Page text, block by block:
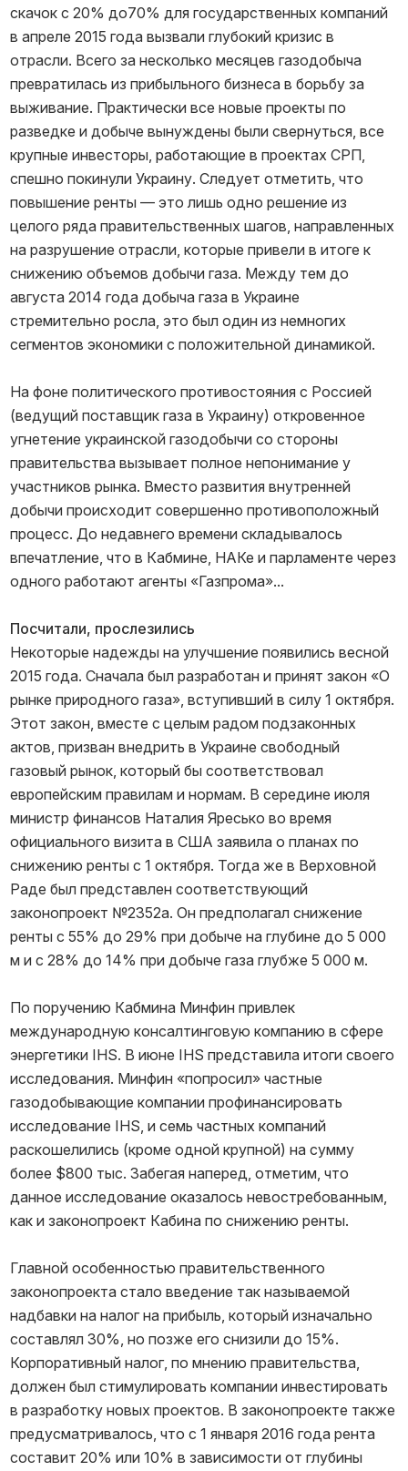
скачок с 20% до70% для государственных компаний
в апреле 2015 года вызвали глубокий кризис в
отрасли. Всего за несколько месяцев газодобыча
превратилась из прибыльного бизнеса в борьбу за
выживание. Практически все новые проекты по
разведке и добыче вынуждены были свернуться, все
крупные инвесторы, работающие в проектах СРП,
спешно покинули Украину. Следует отметить, что
повышение ренты — это лишь одно решение из
целого ряда правительственных шагов, направленных
на разрушение отрасли, которые привели в итоге к
снижению объемов добычи газа. Между тем до
августа 2014 года добыча газа в Украине
стремительно росла, это был один из немногих
сегментов экономики с положительной динамикой.
На фоне политического противостояния с Россией
(ведущий поставщик газа в Украину) откровенное
угнетение украинской газодобычи со стороны
правительства вызывает полное непонимание у
участников рынка. Вместо развития внутренней
добычи происходит совершенно противоположный
процесс. До недавнего времени складывалось
впечатление, что в Кабмине, НАКе и парламенте через
одного работают агенты «Газпрома»...
Посчитали, прослезились
Некоторые надежды на улучшение появились весной
2015 года. Сначала был разработан и принят закон «О
рынке природного газа», вступивший в силу 1 октября.
Этот закон, вместе с целым радом подзаконных
актов, призван внедрить в Украине свободный
газовый рынок, который бы соответствовал
европейским правилам и нормам. В середине июля
министр финансов Наталия Яресько во время
официального визита в США заявила о планах по
снижению ренты с 1 октября. Тогда же в Верховной
Раде был представлен соответствующий
законопроект №2352а. Он предполагал снижение
ренты с 55% до 29% при добыче на глубине до 5 000
м и с 28% до 14% при добыче газа глубже 5 000 м.
По поручению Кабмина Минфин привлек
международную консалтинговую компанию в сфере
энергетики IHS. В июне IHS представила итоги своего
исследования. Минфин «попросил» частные
газодобывающие компании профинансировать
исследование IHS, и семь частных компаний
раскошелились (кроме одной крупной) на сумму
более $800 тыс. Забегая наперед, отметим, что
данное исследование оказалось невостребованным,
как и законопроект Кабина по снижению ренты.
Главной особенностью правительственного
законопроекта стало введение так называемой
надбавки на налог на прибыль, который изначально
составлял 30%, но позже его снизили до 15%.
Корпоративный налог, по мнению правительства,
должен был стимулировать компании инвестировать
в разработку новых проектов. В законопроекте также
предусматривалось, что с 1 января 2016 года рента
составит 20% или 10% в зависимости от глубины